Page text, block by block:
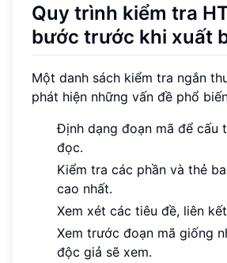
Quy trình kiểm tra
bước trước khi xuất
Một danh sách kiểm tra ngắn
phát hiện những vấn đề phổ
Định dạng đoạn mã để cấu
đọc.
Kiểm tra các phần và thẻ
cao nhất.
Xem xét các tiêu đề, liên
Xem trước đoạn mã giống
độc giả sẽ xem.